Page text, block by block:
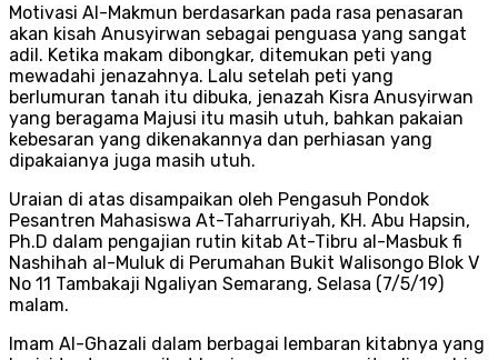
Motivasi Al-Makmun berdasarkan pada rasa penasaran
akan kisah Anusyirwan sebagai penguasa yang sangat
adil. Ketika makam dibongkar, ditemukan peti yang
mewadahi jenazahnya. Lalu setelah peti yang
berlumuran tanah itu dibuka, jenazah Kisra Anusyirwan
yang beragama Majusi itu masih utuh, bahkan pakaian
kebesaran yang dikenakannya dan perhiasan yang
dipakaianya juga masih utuh.
Uraian di atas disampaikan oleh Pengasuh Pondok
Pesantren Mahasiswa At-Taharruriyah, KH. Abu Hapsin,
Ph.D dalam pengajian rutin kitab At-Tibru al-Masbuk fi
Nashihah al-Muluk di Perumahan Bukit Walisongo Blok V
No 11 Tambakaji Ngaliyan Semarang, Selasa (7/5/19)
malam.
Imam Al-Ghazali dalam berbagai lembaran kitabnya yang